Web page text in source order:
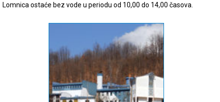
Lomnica ostaće bez vode u periodu od 10,00 do 14,00 časova.